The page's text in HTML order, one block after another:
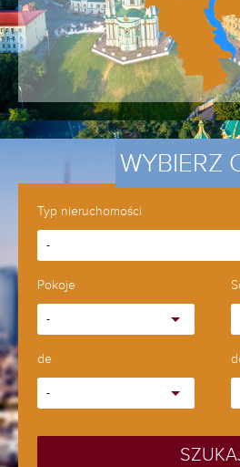
WYBIERZ
Typ nieruchomości
-
Pokoje
-
de
-